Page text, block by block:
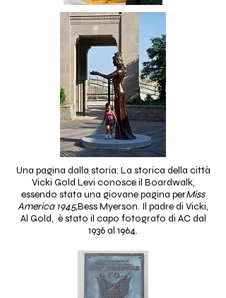
Una pagina dalla storia: La storica della città
Vicki Gold Levi conosce il Boardwalk,
essendo stata una giovane pagina perMiss
America 1945,Bess Myerson. Il padre di Vicki,
Al Gold, è stato il capo fotografo di AC dal
1936 al 1964.